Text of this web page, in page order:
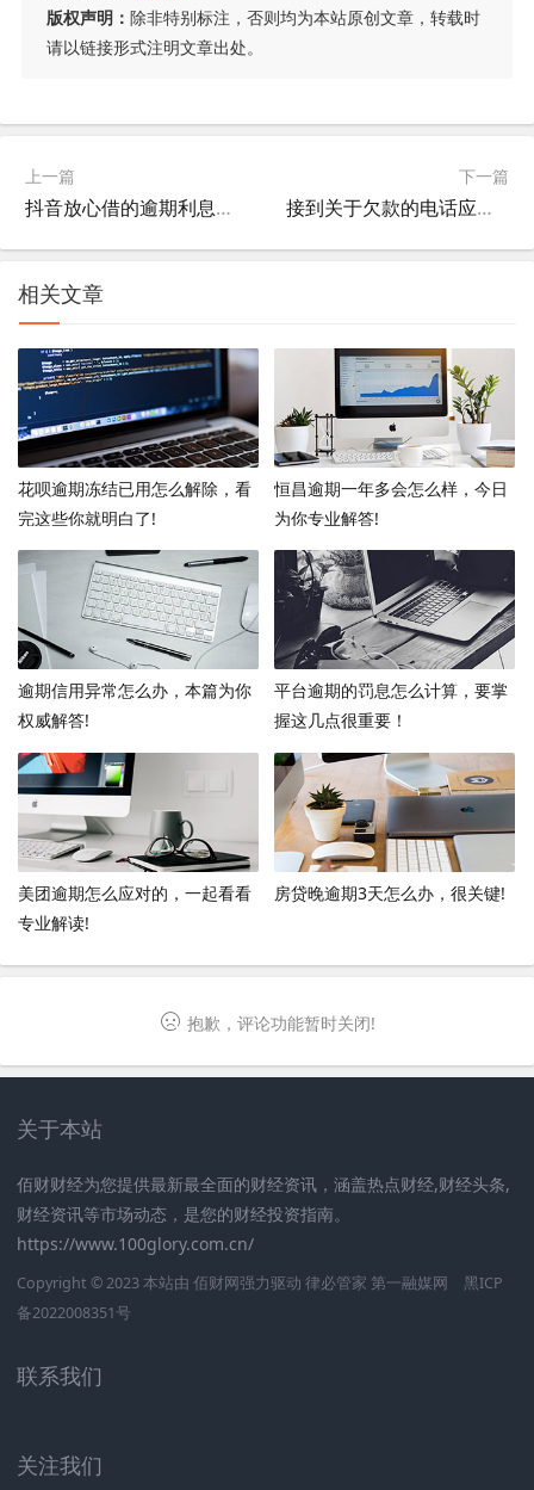
版权声明： 除非特别标注，否则均为本站原创文章，转载时
请以链接形式注明文章出处。
上一篇
抖音放心借的逾期利息罚息高吗？如何避免陷入高额费用的困境？
下一篇
接到关于欠款的电话应不应该还款？怎么判断信誉度？
相关文章
花呗逾期冻结已用怎么解除，看
完这些你就明白了!
恒昌逾期一年多会怎么样，今日
为你专业解答!
逾期信用异常怎么办，本篇为你
权威解答!
平台逾期的罚息怎么计算，要掌
握这几点很重要！
美团逾期怎么应对的，一起看看
专业解读!
房贷晚逾期3天怎么办，很关键!
抱歉，评论功能暂时关闭!
关于本站
佰财财经为您提供最新最全面的财经资讯，涵盖热点财经,财经头条,
财经资讯等市场动态，是您的财经投资指南。
https://www.100glory.com.cn/
Copyright © 2023 本站由 佰财网强力驱动 律必管家 第一融媒网
黑ICP
备2022008351号
联系我们
关注我们